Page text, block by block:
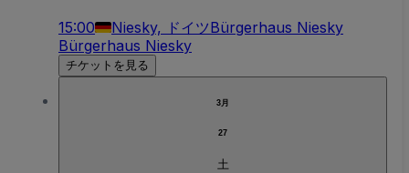
15:00 Niesky, ドイツBürgerhaus Niesky
Bürgerhaus Niesky
チケットを見る
3月
27
土